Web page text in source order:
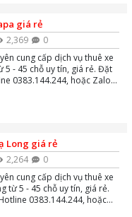
giá rẻ
2,369
0
cung cấp dịch vụ thuê xe
5 - 45 chỗ uy tín, giá rẻ. Đặt
0383.144.244, hoặc Zalo
Long giá rẻ
2,264
0
cung cấp dịch vụ thuê xe
từ 5 - 45 chỗ uy tín, giá rẻ.
0383.144.244, hoặc